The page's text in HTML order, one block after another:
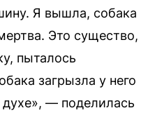
Я вышла, собака
Это существо,
пыталось
загрызла у него
— поделилась